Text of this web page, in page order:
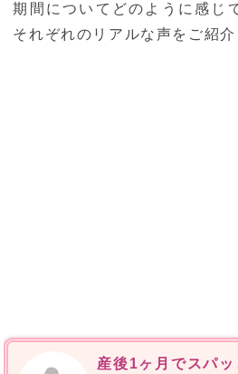
期間についてどのように感じ
それぞれのリアルな声をご紹介
産後1ヶ月でスパ